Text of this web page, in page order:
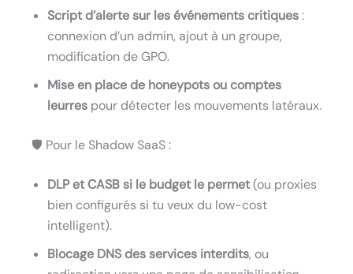
Script d’alerte sur les événements critiques:
connexion d’un admin, ajout à un groupe,
modification de GPO.
Mise en place de honeypots ou comptes
leurres pour détecter les mouvements latéraux.
🛡 Pour le Shadow SaaS :
DLP et CASB si le budget le permet(ou proxies
bien configurés si tu veux du low-cost
intelligent).
Blocage DNS des services interdits, ou